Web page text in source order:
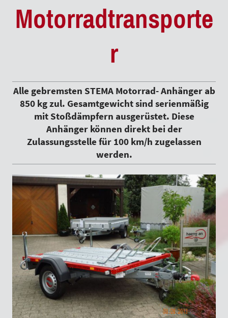
Motorradtransporte
r
Alle gebremsten STEMA Motorrad- Anhänger ab
850 kg zul. Gesamtgewicht sind serienmäßig
mit Stoßdämpfern ausgerüstet. Diese
Anhänger können direkt bei der
Zulassungsstelle für 100 km/h zugelassen
werden.